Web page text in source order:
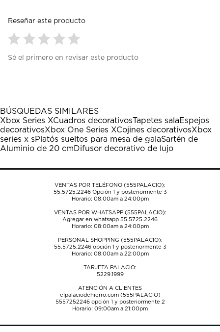
Reseñar este producto
para
1
estrella
Esta
acción
abrirá
el
de
para
estrellas.
Esta
acción
abrirá
el
de
para
estrellas.
Esta
acción
abrirá
el
de
para
estrellas.
Esta
acción
abrirá
el
de
para
estrellas.
Esta
acción
abrirá
el
de
Sé el primero en revisar este producto
BÚSQUEDAS SIMILARES
Xbox Series XCuadros decorativosTapetes salaEspejos
decorativosXbox One Series XCojines decorativosXbox
series x sPlatós sueltos para mesa de galaSartén de
Aluminio de 20 cm Difusor decorativo de lujo
VENTAS POR TELÉFONO (555PALACIO):
55.5725.2246Opción 1 y posteriormente 3
Horario: 08:00am a 24:00pm
VENTAS POR WHATSAPP (555PALACIO):
Agregar en whatsapp 55.5725.2246
Horario: 08:00am a 24:00pm
PERSONAL SHOPPING (555PALACIO):
55.5725.2246opción 1 y posteriormente 3
Horario: 08:00am a 22:00pm
TARJETA PALACIO:
5229.1999
ATENCIÓN A CLIENTES
elpalaciodehierro.com (555PALACIO)
5557252246opción 1 y posteriormente 2
Horario: 09:00am a 21:00pm